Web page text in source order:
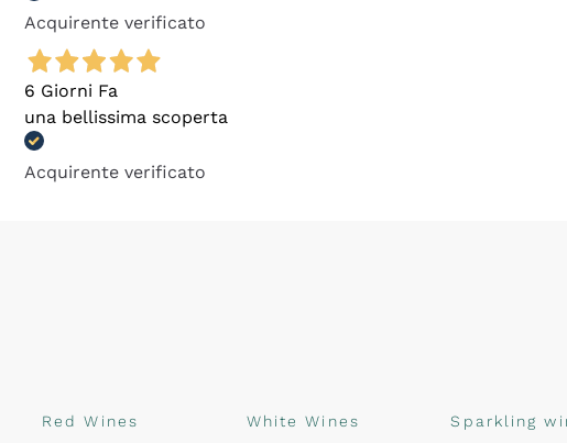
Acquirente verificato
6 Giorni Fa
una bellissima scoperta
Acquirente verificato
Red Wines White Wines Sparkling